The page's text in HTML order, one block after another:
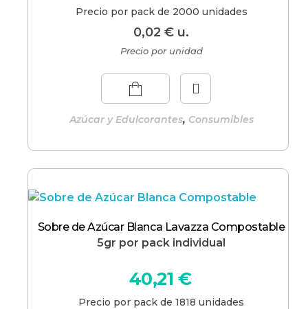
0,02€ u.
Precio por pack de 2000 unidades
Azúcar y Edulcorantes, Consumibles
Precio por unidad
Sobre de Azúcar Blanca Lavazza Compostable
5gr por pack individual
40,21 €
Precio por pack de 1818 unidades